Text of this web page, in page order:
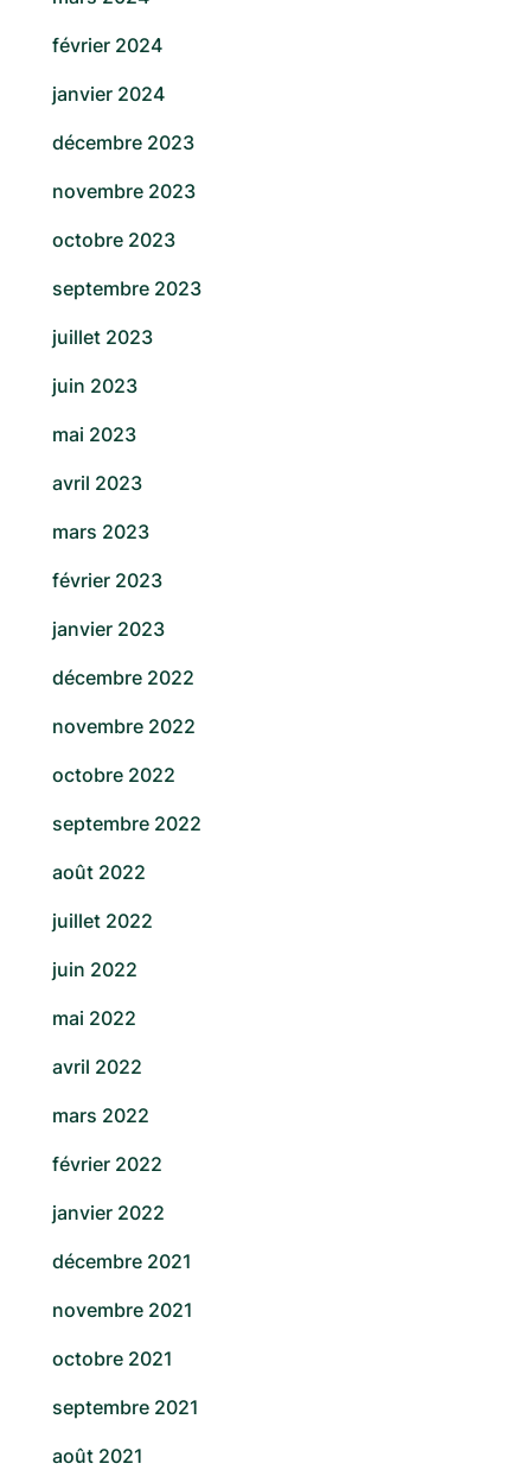
février 2024
janvier 2024
décembre 2023
novembre 2023
octobre 2023
septembre 2023
juillet 2023
juin 2023
mai 2023
avril 2023
mars 2023
février 2023
janvier 2023
décembre 2022
novembre 2022
octobre 2022
septembre 2022
août 2022
juillet 2022
juin 2022
mai 2022
avril 2022
mars 2022
février 2022
janvier 2022
décembre 2021
novembre 2021
octobre 2021
septembre 2021
août 2021